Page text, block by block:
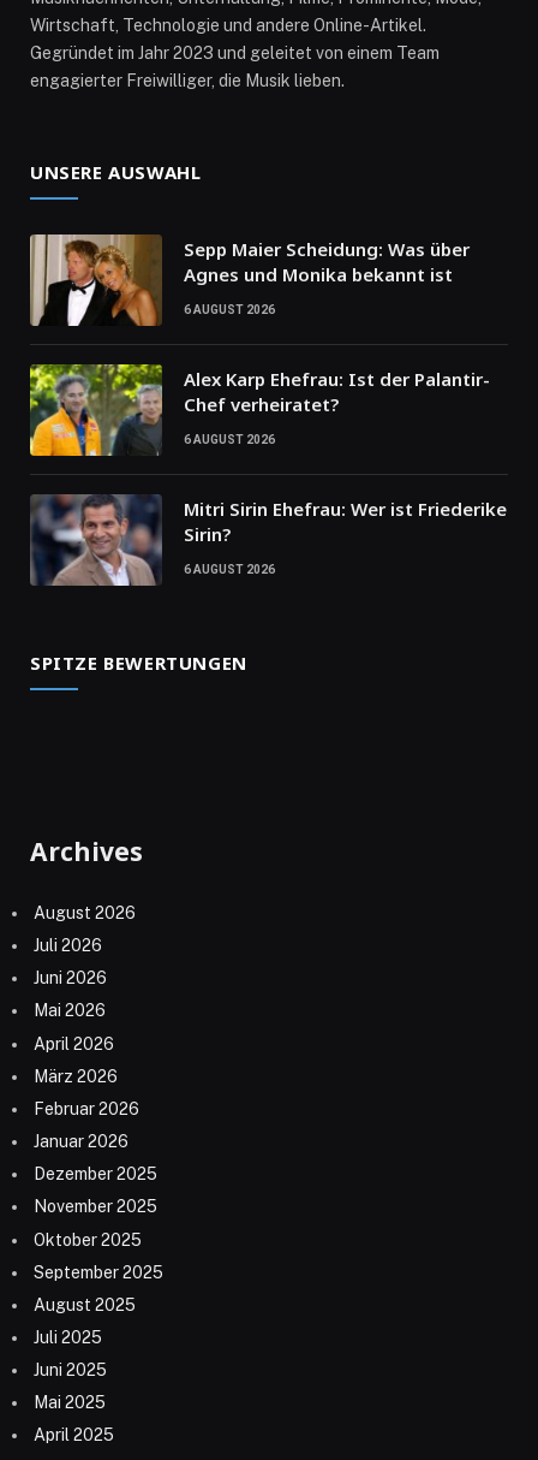
Wirtschaft, Technologie und andere Online-Artikel.
Gegründet im Jahr 2023 und geleitet von einem Team
engagierter Freiwilliger, die Musik lieben.
UNSERE AUSWAHL
Sepp Maier Scheidung: Was über
Agnes und Monika bekannt ist
6 AUGUST 2026
Alex Karp Ehefrau: Ist der Palantir-
Chef verheiratet?
6 AUGUST 2026
Mitri Sirin Ehefrau: Wer ist Friederike
Sirin?
6 AUGUST 2026
SPITZE BEWERTUNGEN
Archives
August 2026
Juli 2026
Juni 2026
Mai 2026
April 2026
März 2026
Februar 2026
Januar 2026
Dezember 2025
November 2025
Oktober 2025
September 2025
August 2025
Juli 2025
Juni 2025
Mai 2025
April 2025